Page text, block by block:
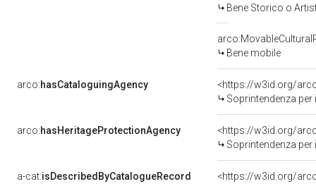
Bene Storico o
Bene mobile
arco:hasCataloguingAgency
<https://w3id.org/
Soprintendenza
arco:hasHeritageProtectionAgency
<https://w3id.org/
Soprintendenza
a-cat:isDescribedByCatalogueRecord
<https://w3id.org/